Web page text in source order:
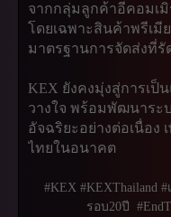
จากกลุ่มลูกค้าอีคอมเ
โดยเฉพาะสินค้าพรีเมี
มาตรฐานการจัดส่งที่
KEX ยังคงมุ่งสู่การเป็
วางใจ พร้อมพัฒนาระ
อัจฉริยะอย่างต่อเนื่อง
ไทยในอนาคต
#KEX #KEXThailand
รอบ20ปี